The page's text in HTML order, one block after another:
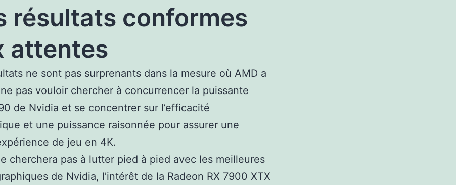
résultats conformes
attentes
ne sont pas surprenants dans la mesure où AMD a
pas vouloir chercher à concurrencer la puissante
de Nvidia et se concentrer sur l’efficacité
et une puissance raisonnée pour assurer une
de jeu en 4K.
cherchera pas à lutter pied à pied avec les meilleures
de Nvidia, l’intérêt de la Radeon RX 7900 XTX